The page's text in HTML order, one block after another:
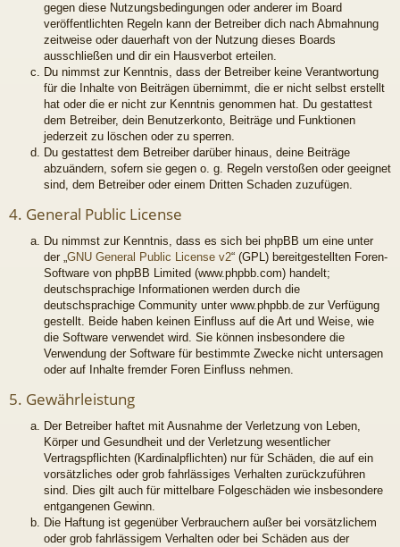
gegen diese Nutzungsbedingungen oder anderer im Board
veröffentlichten Regeln kann der Betreiber dich nach Abmahnung
zeitweise oder dauerhaft von der Nutzung dieses Boards
ausschließen und dir ein Hausverbot erteilen.
Du nimmst zur Kenntnis, dass der Betreiber keine Verantwortung
für die Inhalte von Beiträgen übernimmt, die er nicht selbst erstellt
hat oder die er nicht zur Kenntnis genommen hat. Du gestattest
dem Betreiber, dein Benutzerkonto, Beiträge und Funktionen
jederzeit zu löschen oder zu sperren.
Du gestattest dem Betreiber darüber hinaus, deine Beiträge
abzuändern, sofern sie gegen o. g. Regeln verstoßen oder geeignet
sind, dem Betreiber oder einem Dritten Schaden zuzufügen.
4. General Public License
Du nimmst zur Kenntnis, dass es sich bei phpBB um eine unter
der „GNU General Public License v2“ (GPL) bereitgestellten Foren-
Software von phpBB Limited (www.phpbb.com) handelt;
deutschsprachige Informationen werden durch die
deutschsprachige Community unter www.phpbb.de zur Verfügung
gestellt. Beide haben keinen Einfluss auf die Art und Weise, wie
die Software verwendet wird. Sie können insbesondere die
Verwendung der Software für bestimmte Zwecke nicht untersagen
oder auf Inhalte fremder Foren Einfluss nehmen.
5. Gewährleistung
Der Betreiber haftet mit Ausnahme der Verletzung von Leben,
Körper und Gesundheit und der Verletzung wesentlicher
Vertragspflichten (Kardinalpflichten) nur für Schäden, die auf ein
vorsätzliches oder grob fahrlässiges Verhalten zurückzuführen
sind. Dies gilt auch für mittelbare Folgeschäden wie insbesondere
entgangenen Gewinn.
Die Haftung ist gegenüber Verbrauchern außer bei vorsätzlichem
oder grob fahrlässigem Verhalten oder bei Schäden aus der